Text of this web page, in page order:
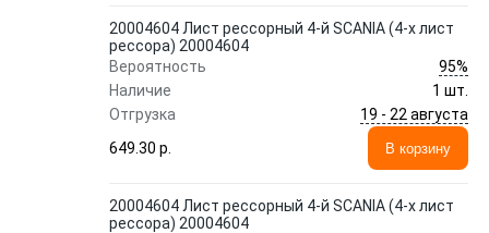
20004604 Лист рессорный 4-й SCANIA (4-х лист
рессора) 20004604
Вероятность
95%
Наличие
1 шт.
Отгрузка
19 - 22 августа
649.30 p.
В корзину
20004604 Лист рессорный 4-й SCANIA (4-х лист
рессора) 20004604